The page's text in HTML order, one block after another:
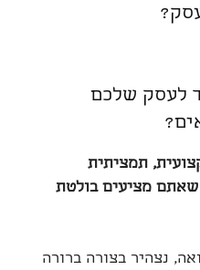
לעסק שלכם
תמציתית
שאתם מציעים בולטת
נצהיר בצורה ברורה